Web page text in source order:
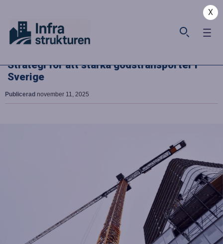
X
Strategi för att stärka godstransporter i
Sverige
Publicerad november 11, 2025